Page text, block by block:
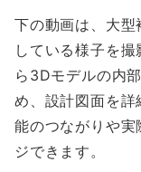
下の動画は、大
している様子を
ら3Dモデルの内
め、設計図面を
能のつながりや
ジできます。